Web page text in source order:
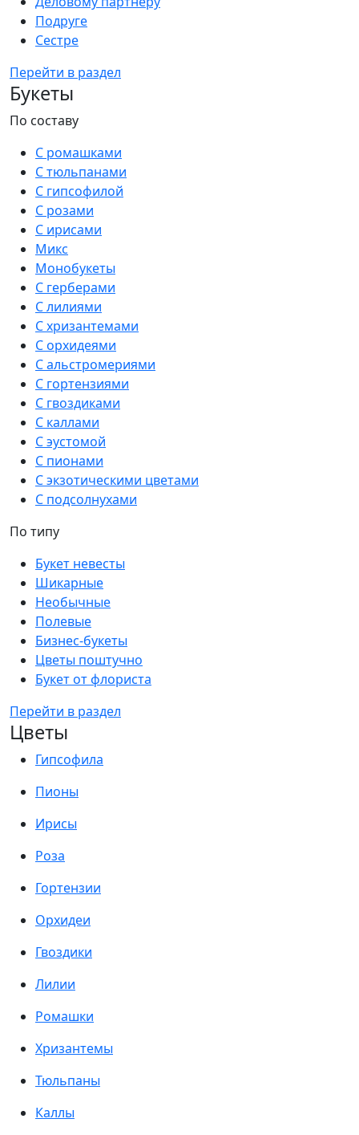
Подруге
Сестре
Перейти в раздел
Букеты
По составу
С ромашками
С тюльпанами
С гипсофилой
С розами
С ирисами
Микс
Монобукеты
С герберами
С лилиями
С хризантемами
С орхидеями
С альстромериями
С гортензиями
С гвоздиками
С каллами
С эустомой
С пионами
С экзотическими цветами
С подсолнухами
По типу
Букет невесты
Шикарные
Необычные
Полевые
Бизнес-букеты
Цветы поштучно
Букет от флориста
Перейти в раздел
Цветы
Гипсофила
Пионы
Ирисы
Роза
Гортензии
Орхидеи
Гвоздики
Лилии
Ромашки
Хризантемы
Тюльпаны
Каллы